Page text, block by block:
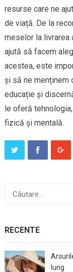
resurse care ne
de viață. De la
meselor la livrarea
ajută să facem
acestea, este
și să ne menținem
educație și
le oferă
fizică și mentală.
după:
RECENTE
lung